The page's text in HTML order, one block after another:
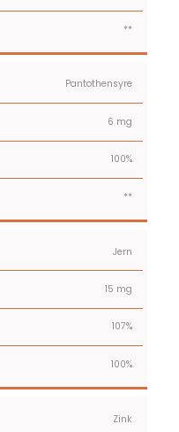
**
Pantothensyre
6 mg
100%
**
Jern
15 mg
107%
100%
Zink